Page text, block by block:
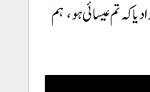
ہم